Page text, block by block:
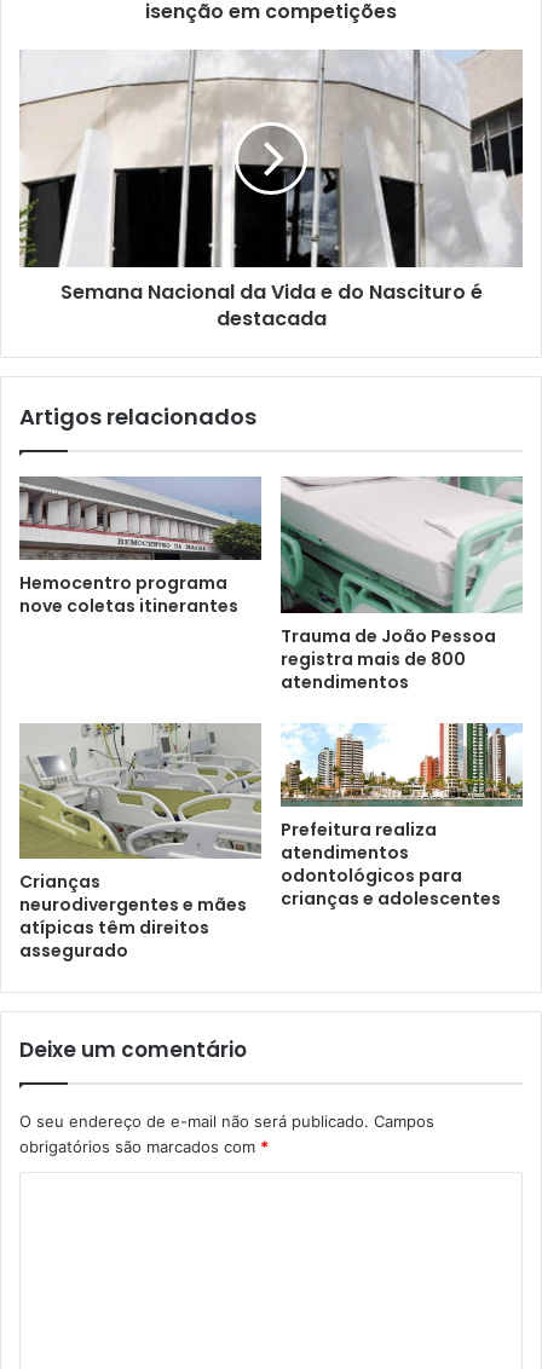
m
l
isenção em competições
Semana Nacional da Vida e do Nascituro é
destacada
Artigos relacionados
Hemocentro programa
nove coletas itinerantes
Trauma de João Pessoa
registra mais de 800
atendimentos
Crianças
neurodivergentes e mães
atípicas têm direitos
assegurado
Prefeitura realiza
atendimentos
odontológicos para
crianças e adolescentes
Deixe um comentário
O seu endereço de e-mail não será publicado. Campos
obrigatórios são marcados com *